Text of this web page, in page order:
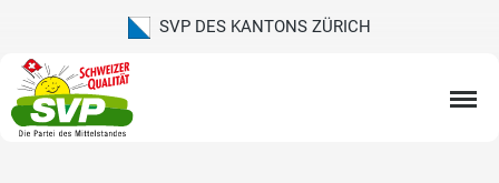
SVP DES KANTONS ZÜRICH